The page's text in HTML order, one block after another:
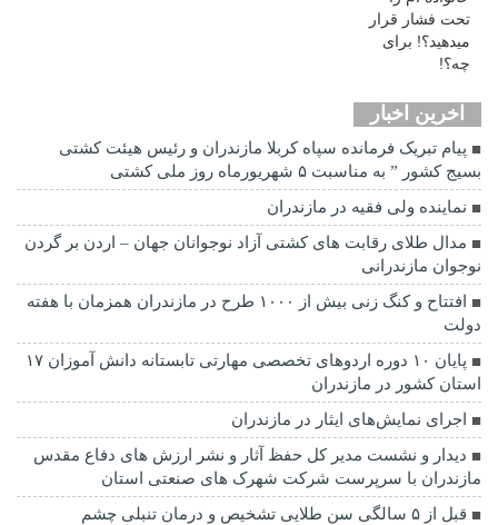
اخرین اخبار
پیام تبریک فرمانده سپاه کربلا مازندران و رئیس هیئت کشتی
بسیج کشور ” به مناسبت ۵ شهریورماه روز ملی کشتی
نماينده ولی فقیه در مازندران
مدال طلای رقابت های کشتی آزاد نوجوانان جهان – اردن بر گردن
نوجوان مازندرانی
افتتاح و کنگ زنی بیش از ۱۰۰۰ طرح در مازندران همزمان با هفته
دولت
پایان ۱۰ دوره اردوهای تخصصی مهارتی تابستانه دانش آموزان ۱۷
استان کشور در مازندران
اجرای نمایش‌های ایثار در مازندران
دیدار و نشست مدیر کل حفظ آثار و نشر ارزش های دفاع مقدس
مازندران با سرپرست شرکت شهرک های صنعتی استان
قبل از ۵ سالگی سن طلایی تشخیص و درمان تنبلی چشم